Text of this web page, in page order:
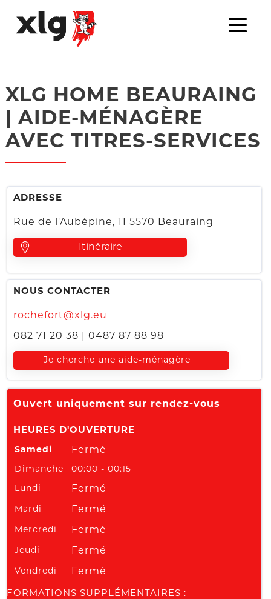
XLG HOME BEAURAING
| AIDE-MÉNAGÈRE
AVEC TITRES-SERVICES
ADRESSE
Rue de l'Aubépine, 11 5570 Beauraing
Itinéraire
NOUS CONTACTER
rochefort@xlg.eu
082 71 20 38 |0487 87 88 98
Je cherche une aide-ménagère
Ouvert uniquement sur rendez-vous
HEURES D'OUVERTURE
Samedi Fermé
Dimanche 00:00 - 00:15
Lundi Fermé
Mardi Fermé
Mercredi Fermé
Jeudi Fermé
Vendredi Fermé
SUPPLÉMENTAIRES :